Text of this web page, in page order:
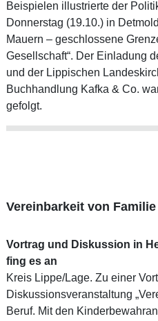
Beispielen illustrierte der
Donnerstag (19.10.) in
Mauern – geschlossene
Gesellschaft“. Der Einladung
und der Lippischen
Buchhandlung Kafka & Co.
gefolgt.
Vereinbarkeit von
Vortrag und Diskussion in
fing es an
Kreis Lippe/Lage. Zu einer
Diskussionsveranstaltung
Beruf. Mit den